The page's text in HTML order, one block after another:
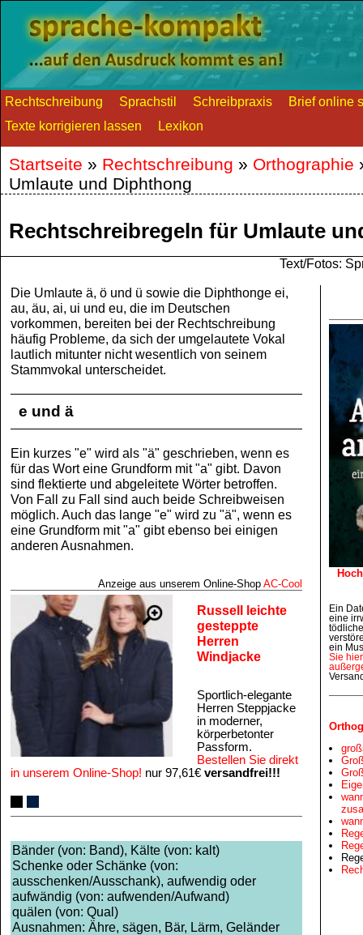
Rechtschreibung Sprachstil Schreibpraxis
Brief online
Texte korrigieren lassen
Lexikon
Startseite » Rechtschreibung » Orthographie
Umlaute und Diphthong
Rechtschreibregeln für Umlaute
Text/Fotos:
Die Umlaute ä, ö und ü sowie die Diphthonge ei,
au, äu, ai, ui und eu, die im Deutschen
vorkommen, bereiten bei der Rechtschreibung
häufig Probleme, da sich der umgelautete Vokal
lautlich mitunter nicht wesentlich von seinem
Stammvokal unterscheidet.
e und ä
Ein kurzes "e" wird als "ä" geschrieben, wenn es
für das Wort eine Grundform mit "a" gibt. Davon
sind flektierte und abgeleitete Wörter betroffen.
Von Fall zu Fall sind auch beide Schreibweisen
möglich. Auch das lange "e" wird zu "ä", wenn es
eine Grundform mit "a" gibt ebenso bei einigen
anderen Ausnahmen.
Anzeige aus unserem Online‑Shop AC‑Cool
Russell leichte
gesteppte
Herren
Windjacke
Sportlich-elegante
Herren Steppjacke
in moderner,
körperbetonter
Passform.
Bestellen Sie direkt
in unserem Online-Shop! nur 97,61€ versandfrei!!!
Bänder (von: Band), Kälte (von: kalt)
Schenke oder Schänke (von:
ausschenken/Ausschank), aufwendig oder
aufwändig (von: aufwenden/Aufwand)
quälen (von: Qual)
Ausnahmen: Ähre, sägen, Bär, Lärm, Geländer
Ein
eine
ein
Sie